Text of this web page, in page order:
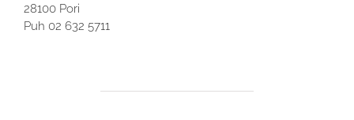
28100 Pori
Puh 02 632 5711